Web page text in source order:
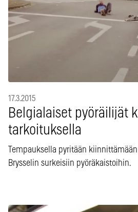
17.3.2015
Belgialaiset pyöräilijät
tarkoituksella
Tempauksella pyritään
Brysselin surkeisiin pyöräkaistoihin.